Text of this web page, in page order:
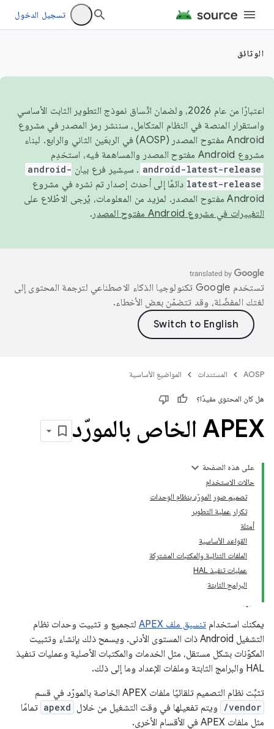
تسجيل الدخول
الوثائق
اعتبارًا من عام 2026، ولضمان اتّساق نموذج التطوير الثابت الأساسي
واستقرار المنصة في النظام المتكامل، سننشر رمز المصدر في مشروع
Android مفتوح المصدر (AOSP) في الربعَين الثاني والرابع. لبناء
مشروع Android مفتوح المصدر والمساهمة فيه، استخدِم
android-latest-release . سيشير فرع بيان android-
latest-release دائمًا إلى أحدث إصدار تم نشره في مشروع
Android مفتوح المصدر. لمزيد من المعلومات، يُرجى الاطّلاع على
التغييرات في مشروع Android مفتوح المصدر
.
تستخدم Google تكنولوجيا الذكاء الاصطناعي لترجمة المحتوى إلى
لغتك المفضّلة، وقد تتضمّن بعض الأخطاء.
AOSP المستندات المواضيع الأساسية
هل كان المحتوى مفيدًا؟
APEX الخاص بالمورّد
على هذه الصفحة
حالات الاستخدام
تصميم صور المورّد بنظام الوحدات
تكرار عملية التطوير
أمثلة
القواعد الأساسية
الملفات الثنائية والمكتبات المشتركة
عمليات تنفيذ HAL
البرامج الثابتة
يمكنك استخدام تنسيق ملف APEX
لتجميع و تثبيت وحدات نظام
التشغيل Android ذات المستوى الأدنى. ويسمح ذلك بإنشاء وتثبيت
المكوّنات بشكل مستقل، مثل الخدمات والمكتبات الأصلية وعمليات تنفيذ
HAL والبرامج الثابتة وملفات الإعداد وما إلى ذلك.
تثبِّت نظام التصميم تلقائيًا ملفات APEX الخاصة بالمورّد في قسم
/vendor ويتم تفعيلها في وقت التشغيل من خلال apexd تمامًا
مثل ملفات APEX في الأقسام الأخرى.